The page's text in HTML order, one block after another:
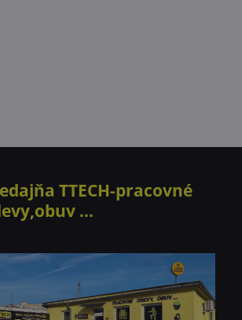
TTECH-pracovné
...